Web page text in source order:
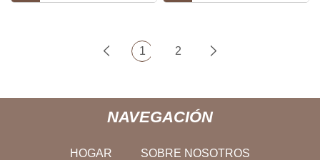
Cloruro de benzalconio
1 2
NAVEGACIÓN
HOGAR SOBRE NOSOTROS